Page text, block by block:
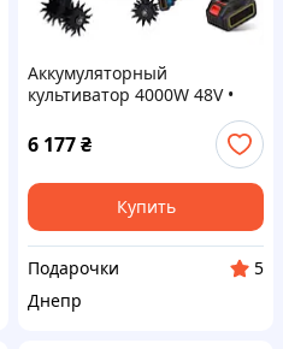
Аккумуляторный
культиватор 4000W 48V •
культиватор для обработки
почвы в саду на даче и на
небольших участках
6 177₴
Купить
Подарочки
5
Днепр